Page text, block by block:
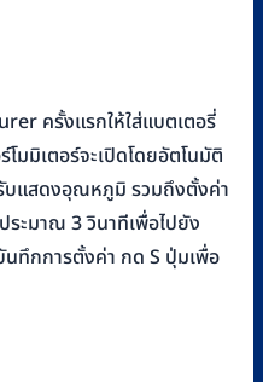
ครั้งแรกให้ใส่แบตเตอรี่
มมิเตอร์จะเปิดโดยอัตโนมัติ
บแสดงอุณหภูมิ รวมถึงตั้งค่า
ระมาณ 3 วินาทีเพื่อไปยัง
ทึกการตั้งค่า กด S ปุ่มเพื่อ